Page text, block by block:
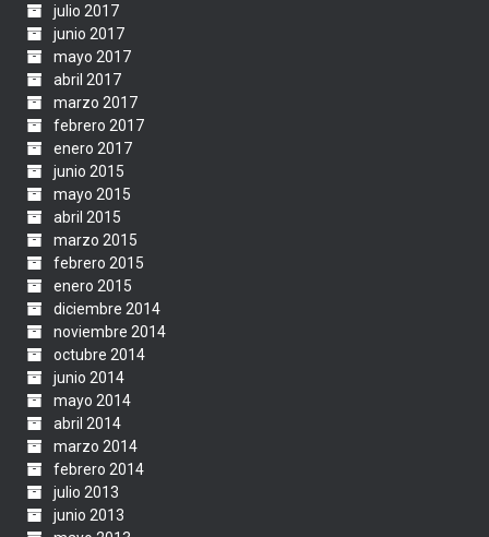
julio 2017
junio 2017
mayo 2017
abril 2017
marzo 2017
febrero 2017
enero 2017
junio 2015
mayo 2015
abril 2015
marzo 2015
febrero 2015
enero 2015
diciembre 2014
noviembre 2014
octubre 2014
junio 2014
mayo 2014
abril 2014
marzo 2014
febrero 2014
julio 2013
junio 2013